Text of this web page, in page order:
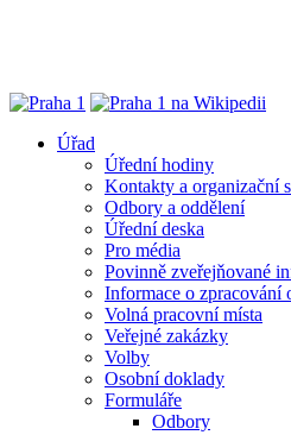
Úřad
Úřední hodiny
Kontakty a organizační
Odbory a oddělení
Úřední deska
Pro média
Povinně zveřejňované
Informace o zpracování
Volná pracovní místa
Veřejné zakázky
Volby
Osobní doklady
Formuláře
Odbory